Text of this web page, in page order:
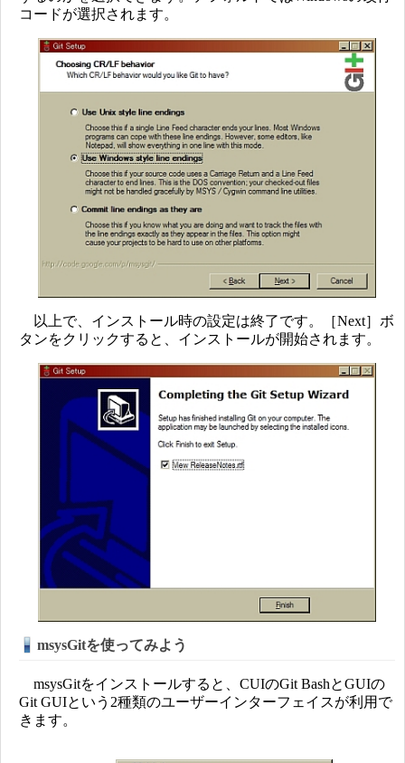
コードが選択されます。
以上で、インストール時の設定は終了です。［Next］ボ
タンをクリックすると、インストールが開始されます。
msysGitを使ってみよう
msysGitをインストールすると、CUIのGit BashとGUIの
Git GUIという2種類のユーザーインターフェイスが利用で
きます。